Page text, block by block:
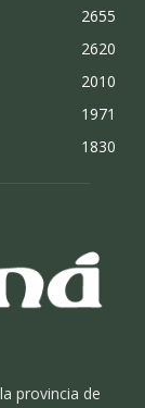
2655
2620
2010
1971
1830
provincia de